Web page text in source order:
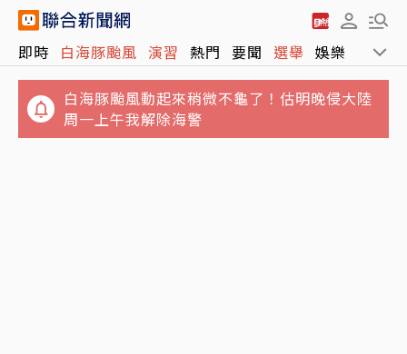
即時 白海豚颱風 演習 熱門 要聞 選舉 娛樂 運動
白海豚颱風動起來稍微不龜了！估明晚侵大陸
周一上午我解除海警